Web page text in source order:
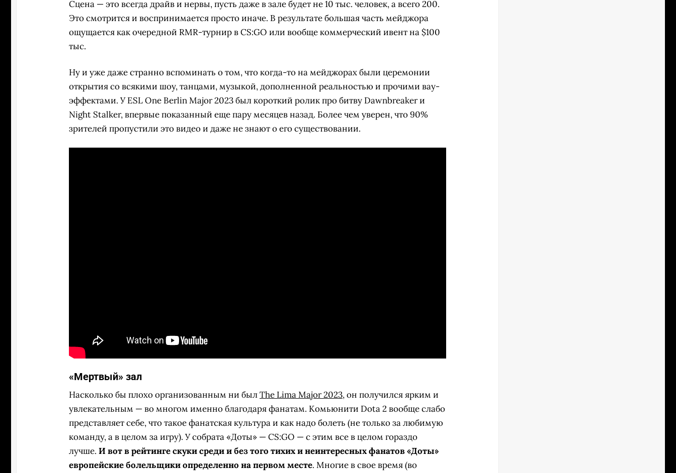
Сцена — это всегда драйв и нервы, пусть даже в зале будет не 10 тыс. человек, а всего 200.
Это смотрится и воспринимается просто иначе. В результате большая часть мейджора
ощущается как очередной RMR-турнир в CS:GO или вообще коммерческий ивент на $100
тыс.
Ну и уже даже странно вспоминать о том, что когда-то на мейджорах были церемонии
открытия со всякими шоу, танцами, музыкой, дополненной реальностью и прочими вау-
эффектами. У ESL One Berlin Major 2023 был короткий ролик про битву Dawnbreaker и
Night Stalker, впервые показанный еще пару месяцев назад. Более чем уверен, что 90%
зрителей пропустили это видео и даже не знают о его существовании.
«Мертвый» зал
Насколько бы плохо организованным ни былThe Lima Major 2023, он получился ярким и
увлекательным — во многом именно благодаря фанатам. Комьюнити Dota 2 вообще слабо
представляет себе, что такое фанатская культура и как надо болеть (не только за любимую
команду, а в целом за игру). У собрата «Доты» — CS:GO — с этим все в целом гораздо
лучше. И вот в рейтинге скуки среди и без того тихих и неинтересных фанатов «Доты»
европейские болельщики определенно на первом месте. Многие в свое время (во